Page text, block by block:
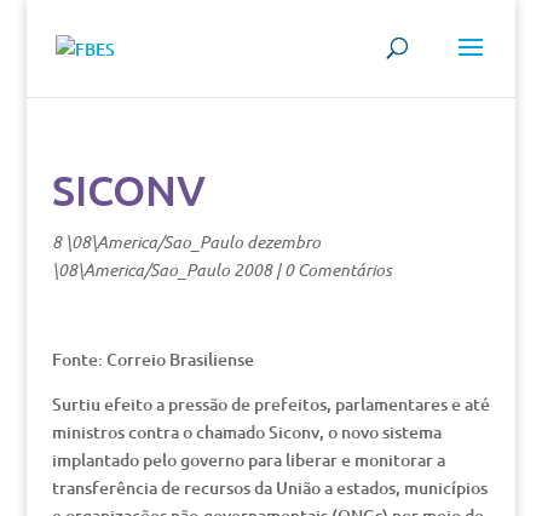
SICONV
8 \08\America/Sao_Paulo dezembro
\08\America/Sao_Paulo 2008|0 Comentários
Fonte: Correio Brasiliense
Surtiu efeito a pressão de prefeitos, parlamentares e até
ministros contra o chamado Siconv, o novo sistema
implantado pelo governo para liberar e monitorar a
transferência de recursos da União a estados, municípios